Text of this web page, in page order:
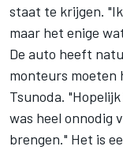
staat te krijgen.
maar het enige
De auto heeft
monteurs moeten
Tsunoda.
was heel onnodig
brengen." Het is